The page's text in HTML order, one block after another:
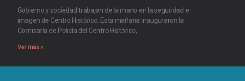
Gobierno y sociedad trabajan de la mano en la seguridad e
imagen de Centro Histórico. Esta mañana inauguraron la
Comisaría de Policía del Centro Histórico,
Ver más »